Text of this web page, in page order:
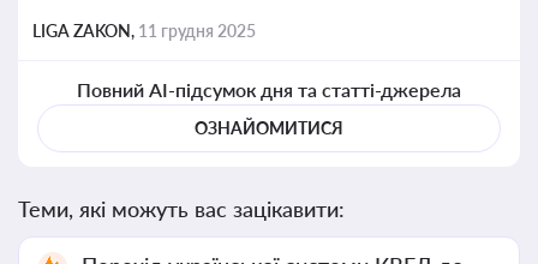
LIGA ZAKON, 11 грудня 2025
Повний AI-підсумок дня та статті-джерела
ОЗНАЙОМИТИСЯ
Теми, які можуть вас зацікавити: